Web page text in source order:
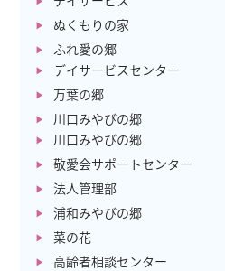
ぬくもりの家
ふれ愛の郷
デイサービスセンター
万葉の郷
川口みやびの郷
川口みやびの郷
敬愛会サポートセンター
法人管理部
浦和みやびの郷
菜の花
高齢者相談センター